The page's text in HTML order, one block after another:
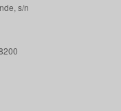
s/n